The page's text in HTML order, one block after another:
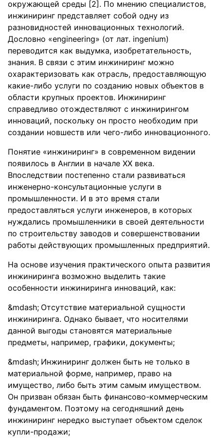
окружающей среды [2]. По мнению специалистов,
инжиниринг представляет собой одну из
разновидностей инновационных технологий.
Дословно «engineering» (от лат. ingenium)
переводится как выдумка, изобретательность,
знания. В связи с этим инжиниринг можно
охарактеризовать как отрасль, предоставляющую
какие-либо услуги по созданию новых объектов в
области крупных проектов. Инжиниринг
справедливо отождествляют с инжинирингом
инноваций, поскольку он просто необходим при
создании новшеств или чего-либо инновационного.
Понятие «инжиниринг» в современном видении
появилось в Англии в начале ХХ века.
Впоследствии постепенно стали развиваться
инженерно-консультационные услуги в
промышленности. И в это время стали
предоставляться услуги инженеров, в которых
нуждались промышленники в своей деятельности
по строительству заводов и совершенствовании
работы действующих промышленных предприятий.
На основе изучения практического опыта развития
инжиниринга возможно выделить такие
особенности инжиниринга инноваций, как:
Отсутствие материальной сущности
инжиниринга. Однако бывает, что носителями
данной выгоды становятся материальные
предметы, например, графики, документы;
Инжиниринг должен быть не только в
материальной форме, например, право на
имущество, либо быть этим самым имуществом.
Он призван обязан быть финансово-коммерческим
фундаментом. Поэтому на сегодняшний день
инжиниринг нередко выступает объектом сделок
купли-продажи;